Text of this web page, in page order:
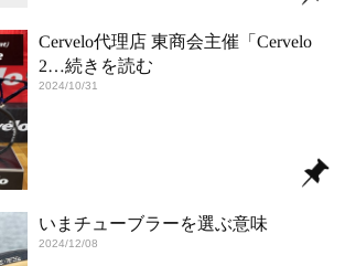
Cervelo代理店 東商会主催「Cervelo
2…続きを読む
2024/10/31
いまチューブラーを選ぶ意味
2024/12/08